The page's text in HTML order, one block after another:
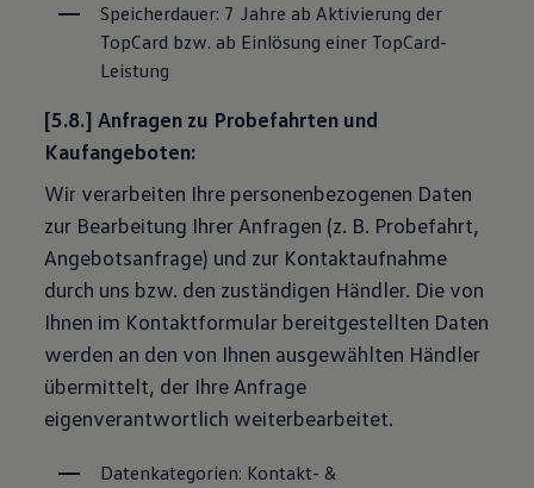
Speicherdauer: 7 Jahre ab Aktivierung der
TopCard bzw. ab Einlösung einer TopCard-
Leistung
[5.8.] Anfragen zu Probefahrten und
Kaufangeboten:
Wir verarbeiten Ihre personenbezogenen Daten
zur Bearbeitung Ihrer Anfragen (z. B. Probefahrt,
Angebotsanfrage) und zur Kontaktaufnahme
durch uns bzw. den zuständigen Händler. Die von
Ihnen im Kontaktformular bereitgestellten Daten
werden an den von Ihnen ausgewählten Händler
übermittelt, der Ihre Anfrage
eigenverantwortlich weiterbearbeitet.
Datenkategorien: Kontakt- &